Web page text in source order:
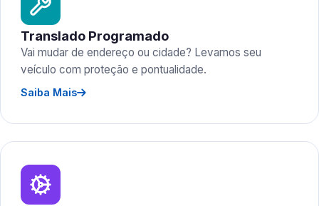
Translado Programado
Vai mudar de endereço ou cidade? Levamos seu
veículo com proteção e pontualidade.
Saiba Mais